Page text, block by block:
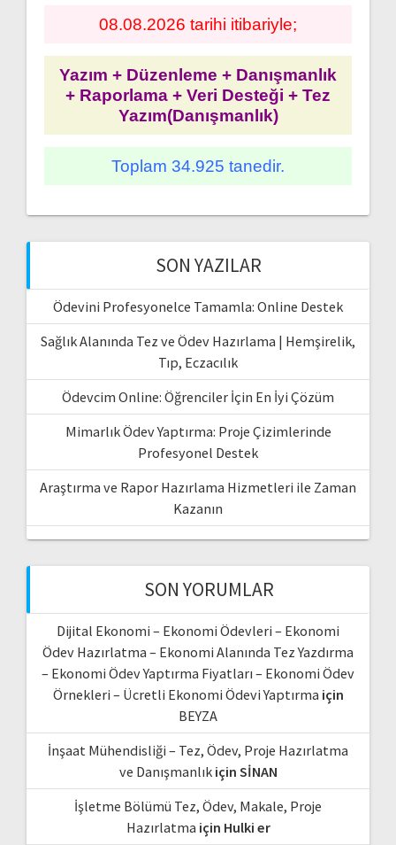
08.08.2026 tarihi itibariyle;
Yazım + Düzenleme + Danışmanlık
+ Raporlama + Veri Desteği + Tez
Yazım(Danışmanlık)
Toplam 34.925 tanedir.
SON YAZILAR
Ödevini Profesyonelce Tamamla: Online Destek
Sağlık Alanında Tez ve Ödev Hazırlama | Hemşirelik,
Tıp, Eczacılık
Ödevcim Online: Öğrenciler İçin En İyi Çözüm
Mimarlık Ödev Yaptırma: Proje Çizimlerinde
Profesyonel Destek
Araştırma ve Rapor Hazırlama Hizmetleri ile Zaman
Kazanın
SON YORUMLAR
Dijital Ekonomi – Ekonomi Ödevleri – Ekonomi
Ödev Hazırlatma – Ekonomi Alanında Tez Yazdırma
– Ekonomi Ödev Yaptırma Fiyatları – Ekonomi Ödev
Örnekleri – Ücretli Ekonomi Ödevi Yaptırma için
BEYZA
İnşaat Mühendisliği – Tez, Ödev, Proje Hazırlatma
ve Danışmanlıkiçin SİNAN
İşletme Bölümü Tez, Ödev, Makale, Proje
Hazırlatma için Hulki er